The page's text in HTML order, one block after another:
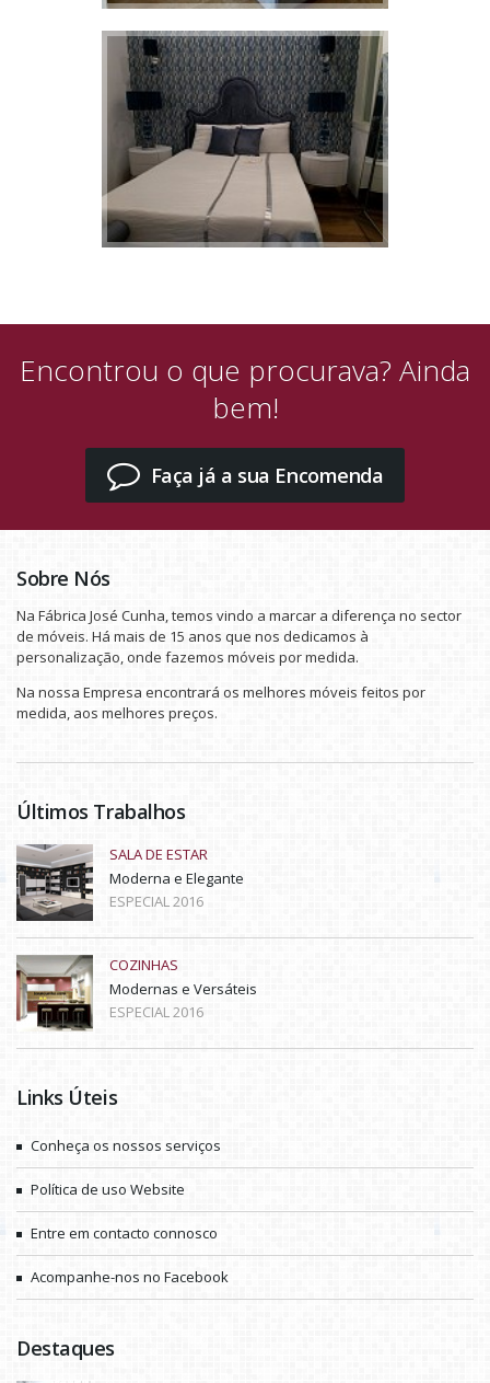
Encontrou o que procurava? Ainda
bem!
Faça já a sua Encomenda
Sobre Nós
Na Fábrica José Cunha, temos vindo a marcar a diferença no sector
de móveis. Há mais de 15 anos que nos dedicamos à
personalização, onde fazemos móveis por medida.
Na nossa Empresa encontrará os melhores móveis feitos por
medida, aos melhores preços.
Últimos Trabalhos
SALA DE ESTAR
Moderna e Elegante
ESPECIAL 2016
COZINHAS
Modernas e Versáteis
ESPECIAL 2016
Links Úteis
Conheça os nossos serviços
Política de uso Website
Entre em contacto connosco
Acompanhe-nos no Facebook
Destaques